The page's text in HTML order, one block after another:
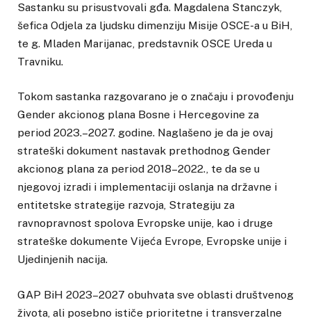
Sastanku su prisustvovali gđa. Magdalena Stanczyk,
šefica Odjela za ljudsku dimenziju Misije OSCE-a u BiH,
te g. Mladen Marijanac, predstavnik OSCE Ureda u
Travniku.
Tokom sastanka razgovarano je o značaju i provođenju
Gender akcionog plana Bosne i Hercegovine za
period 2023.–2027. godine. Naglašeno je da je ovaj
strateški dokument nastavak prethodnog Gender
akcionog plana za period 2018–2022., te da se u
njegovoj izradi i implementaciji oslanja na državne i
entitetske strategije razvoja, Strategiju za
ravnopravnost spolova Evropske unije, kao i druge
strateške dokumente Vijeća Evrope, Evropske unije i
Ujedinjenih nacija.
GAP BiH 2023–2027 obuhvata sve oblasti društvenog
života, ali posebno ističe prioritetne i transverzalne